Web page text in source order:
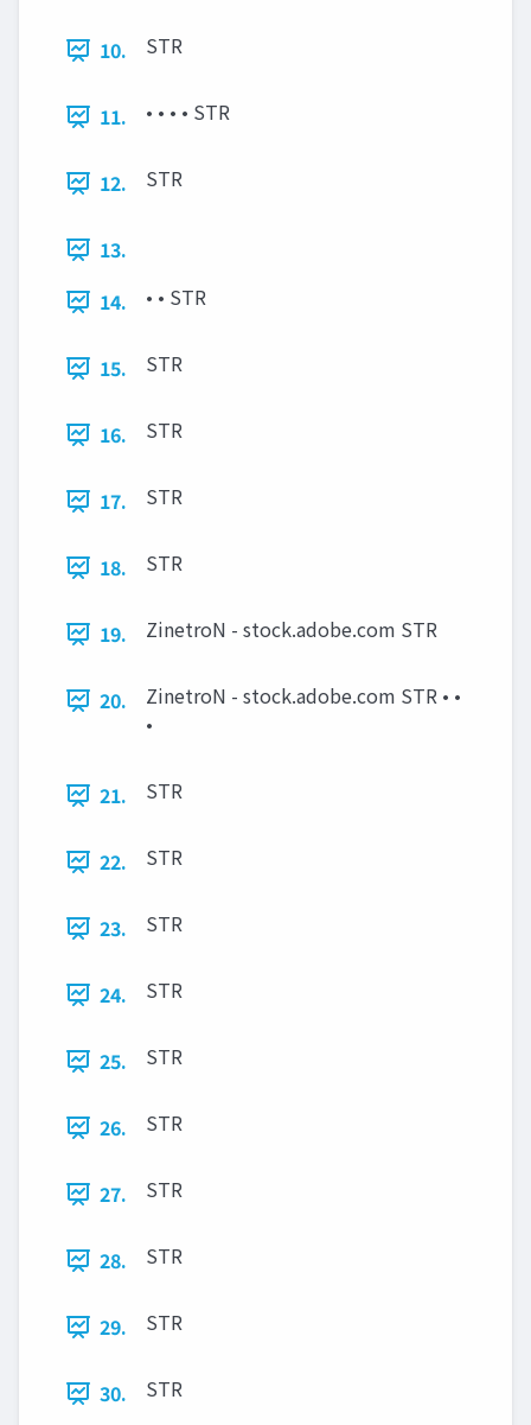
10. STR
11. • • • • STR
12. STR
13.
14.
• • STR
15. STR
16. STR
17. STR
18. STR
19. ZinetroN - stock.adobe.com STR
20.
ZinetroN - stock.adobe.com STR • •
•
21. STR
22. STR
23. STR
24. STR
25. STR
26. STR
27. STR
28. STR
29. STR
30. STR